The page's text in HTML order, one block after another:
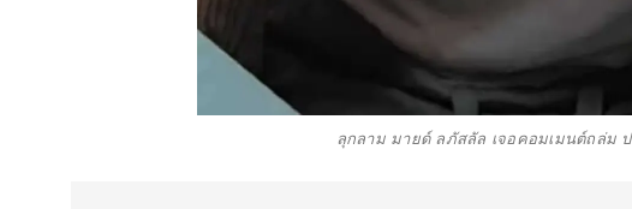
ลุกลาม มายด์ ลภัสลัล เจอคอมเมนต์ถล่ม